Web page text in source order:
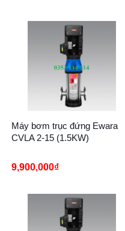
Máy bơm trục đứng Ewara
CVLA 2-15 (1.5KW)
9,900,000₫